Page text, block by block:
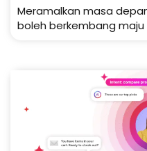
Meramalkan masa
boleh berkembang maju